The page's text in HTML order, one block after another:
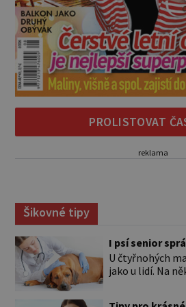
PROLISTOVAT
reklama
Šikovné tipy
I psí senior
U čtyřnohých
jako u lidí. Na